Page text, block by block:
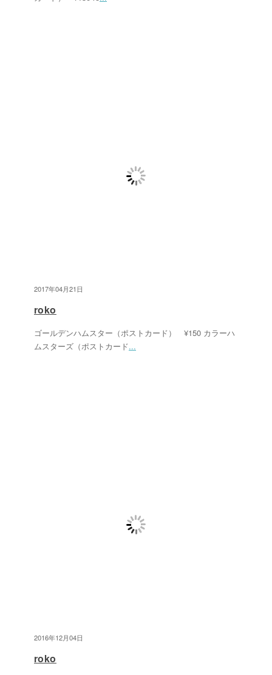
2017年04月21日
roko
ゴールデンハムスター（ポストカード） ¥150 カラーハ
ムスターズ（ポストカード...
2016年12月04日
roko